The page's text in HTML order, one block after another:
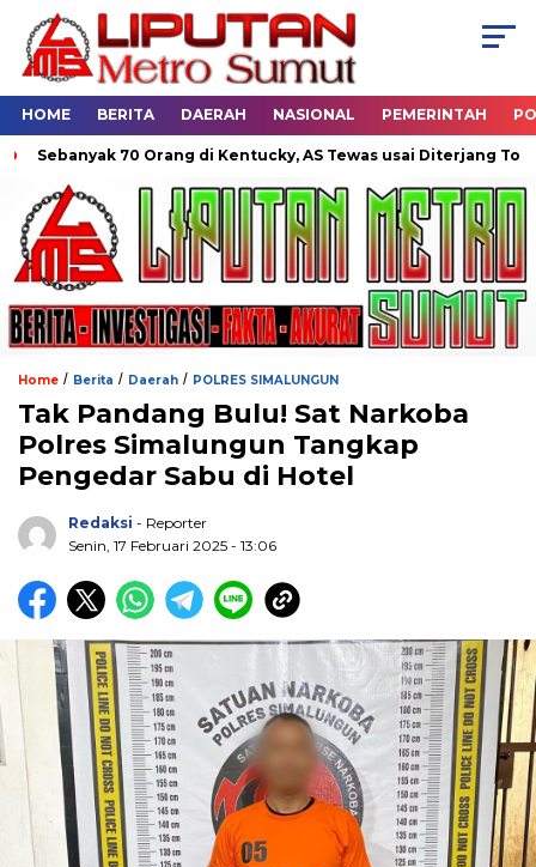
HOME BERITA DAERAH NASIONAL PEMERINTAH
70 Orang di Kentucky, AS Tewas usai Diterjang Tornado Dahsyat
Home / Berita / Daerah / POLRES SIMALUNGUN
Tak Pandang Bulu! Sat Narkoba
Polres Simalungun Tangkap
Pengedar Sabu di Hotel
Redaksi - Reporter
Senin, 17 Februari 2025 - 13:06